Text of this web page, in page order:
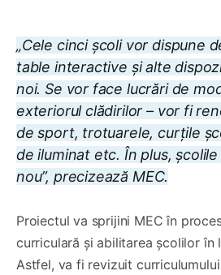
„Cele cinci școli vor dispune
table interactive și alte
noi. Se vor face lucrări de
exteriorul clădirilor – vor fi
de sport, trotuarele, curțile
de iluminat etc. În plus,
nou”, precizează MEC.
Proiectul va sprijini MEC în
curriculară și abilitarea școlilor în
Astfel, va fi revizuit